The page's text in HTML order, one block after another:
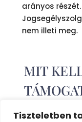
Tiszteletben
arányos részét.
nem illeti meg.
MIT